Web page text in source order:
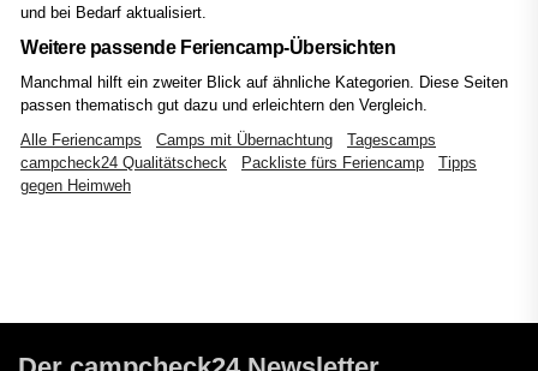
und bei Bedarf aktualisiert.
Weitere passende Feriencamp-Übersichten
Manchmal hilft ein zweiter Blick auf ähnliche Kategorien. Diese Seiten
passen thematisch gut dazu und erleichtern den Vergleich.
Alle Feriencamps
Camps mit Übernachtung
Tagescamps
campcheck24 Qualitätscheck
Packliste fürs Feriencamp
Tipps
gegen Heimweh